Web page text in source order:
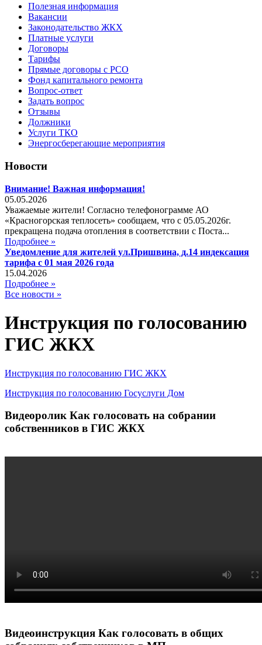
Полезная информация
Вакансии
Законодательство ЖКХ
Платные услуги
Договоры
Тарифы
Прямые договоры с РСО
Фонд капитального ремонта
Вопрос-ответ
Задать вопрос
Отзывы
Должники
Услуги ТКО
Энергосберегающие мероприятия
Новости
Внимание! Важная информация!
05.05.2026
Уважаемые жители! Согласно телефонограмме АО
«Красногорская теплосеть» сообщаем, что с 05.05.2026г.
прекращена подача отопления в соответствии с Поста...
Подробнее »
Уведомление для жителей ул.Пришвина, д.14 индексация
тарифа с 01 мая 2026 года
15.04.2026
Подробнее »
Все новости »
Инструкция по голосованию
ГИС ЖКХ
Инструкция по голосованию ГИС ЖКХ
Инструкция по голосованию Госуслуги Дом
Видеоролик Как голосовать на собрании
собственников в ГИС ЖКХ
Видеоинструкция Как голосовать в общих